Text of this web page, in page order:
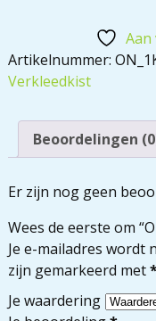
Artikelnummer:
Verkleedkist
Beoordelingen
Er zijn nog geen
Wees de eerste om
Je e-mailadres wordt
zijn gemarkeerd met
Je waardering